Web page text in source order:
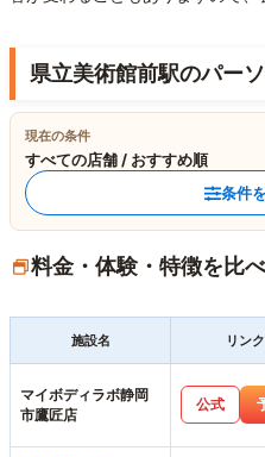
県立美術館前駅のパー
現在の条件
すべての店舗 / おすすめ順
条件
料金・体験・特徴を比
施設名 リンク
マイボディラボ静岡
市鷹匠店
公式